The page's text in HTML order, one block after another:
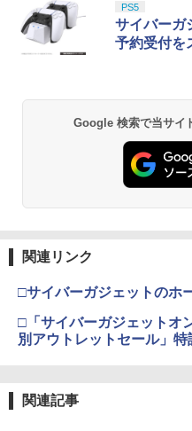
1
第三章
ナル三
(オリジ
ボード
￥10,780
窩座再
3
劇場版
窩座再
PS5
サイバーガ
予約受付を
Google 検索で当サイ
関連リンク
□サイバーガジェットのホ
□「サイバーガジェットオ
別アウトレットセール」特
関連記事